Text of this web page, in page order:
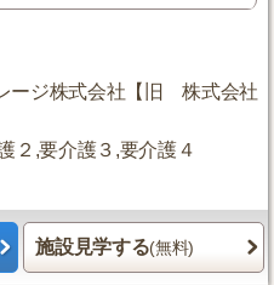
ージ株式会社【旧 株式会社
２,要介護３,要介護４
施設見学する(無料)